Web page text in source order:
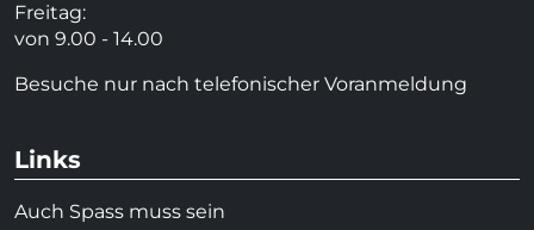
Freitag:
von 9.00 - 14.00
Besuche nur nach telefonischer Voranmeldung
Links
Auch Spass muss sein